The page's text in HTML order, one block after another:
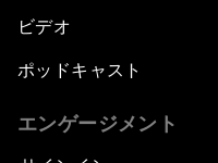
ビデオ
ポッドキャスト
エンゲージメント